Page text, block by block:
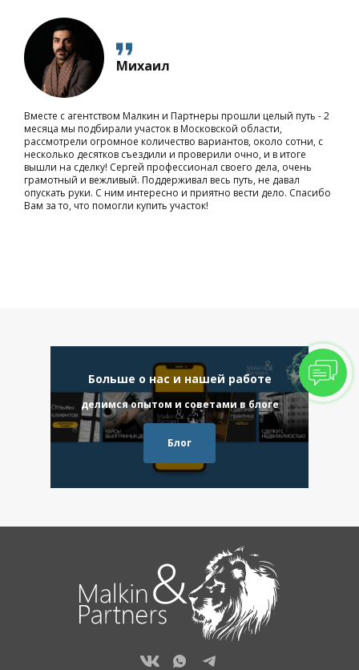
Михаил
Вместе с агентством Малкин и Партнеры прошли целый путь - 2
месяца мы подбирали участок в Московской области,
рассмотрели огромное количество вариантов, около сотни, с
несколько десятков съездили и проверили очно, и в итоге
вышли на сделку! Сергей профессионал своего дела, очень
грамотный и вежливый. Поддерживал весь путь, не давал
опускать руки. С ним интересно и приятно вести дело. Спасибо
Вам за то, что помогли купить участок!
Больше о нас и нашей работе
делимся опытом и советами в блоге
Блог